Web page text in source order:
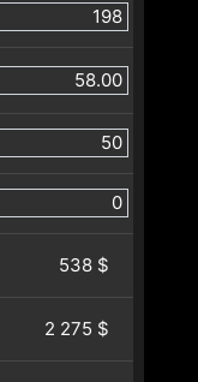
538 $
2 275 $